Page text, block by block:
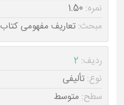
نمره: 1.50
مبحث: تعاریف مفهومی کتاب
ردیف: 2
نوع: تألیفی
سطح: متوسط